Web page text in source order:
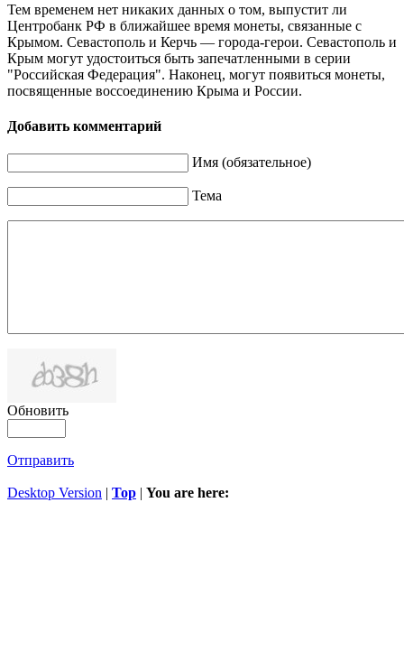
Тем временем нет никаких данных о том, выпустит ли
Центробанк РФ в ближайшее время монеты, связанные с
Крымом. Севастополь и Керчь — города-герои. Севастополь и
Крым могут удостоиться быть запечатленными в серии
"Российская Федерация". Наконец, могут появиться монеты,
посвященные воссоединению Крыма и России.
Добавить комментарий
Имя (обязательное)
Тема
Обновить
Отправить
Desktop Version | Top | You are here: